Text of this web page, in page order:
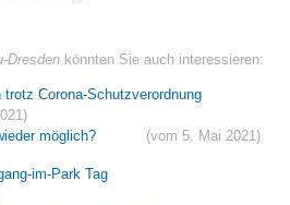
Dresden könnten Sie auch interessieren:
Corona-Schutzverordnung
möglich?
(vom 5. Mai 2021)
im-Park Tag